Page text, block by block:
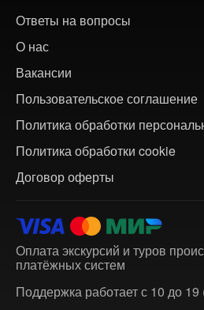
Ответы на вопросы
О нас
Вакансии
Пользовательское соглашение
Политика обработки
Политика обработки cookie
Договор оферты
Оплата экскурсий и туров
платёжных систем
Поддержка работает с 10 до